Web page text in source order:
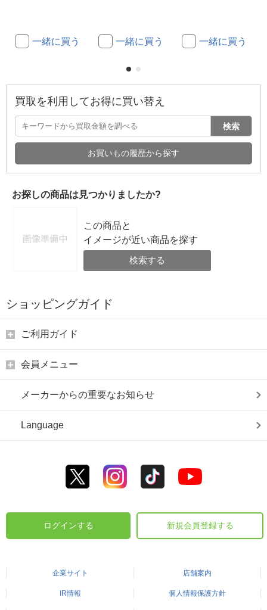
一緒に買う 一緒に買う 一緒に買う
買取を利用してお得に買い替え
検索
お買いもの履歴から探す
お探しの商品は見つかりましたか?
この商品と
イメージが近い商品を探す
検索する
ショッピングガイド
ご利用ガイド
会員メニュー
メーカーからの重要なお知らせ
Language
ログインする 新規会員登録する
企業サイト 店舗案内
IR情報 個人情報保護方針